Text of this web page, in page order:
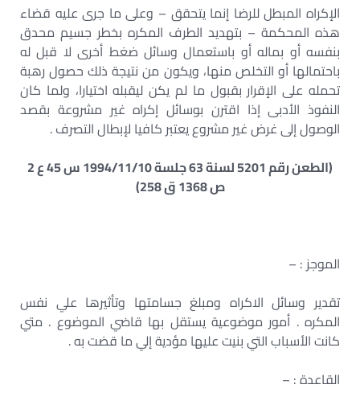
الإكراه المبطل للرضا إنما يتحقق – وعلى ما جرى عليه قضاء
هذه المحكمة – بتهديد الطرف المكره بخطر جسيم محدق
بنفسه أو بماله أو باستعمال وسائل ضغط أخرى لا قبل له
باحتمالها أو التخلص منها، ويكون من نتيجة ذلك حصول رهبة
تحمله على الإقرار بقبول ما لم يكن ليقبله اختيارا، ولما كان
النفوذ الأدبى إذا اقترن بوسائل إكراه غير مشروعة بقصد
الوصول إلى غرض غير مشروع يعتبر كافيا لإبطال التصرف .
(الطعن رقم 5201 لسنة 63 جلسة 1994/11/10 س 45 ع 2
ص 1368 ق 258)
الموجز : –
تقدير وسائل الاكراه ومبلغ جسامتها وتأثيرها علي نفس
المكره . أمور موضوعية يستقل بها قاضي الموضوع . متي
كانت الأسباب التي بنيت عليها مؤدية إلي ما قضت به .
القاعدة : –